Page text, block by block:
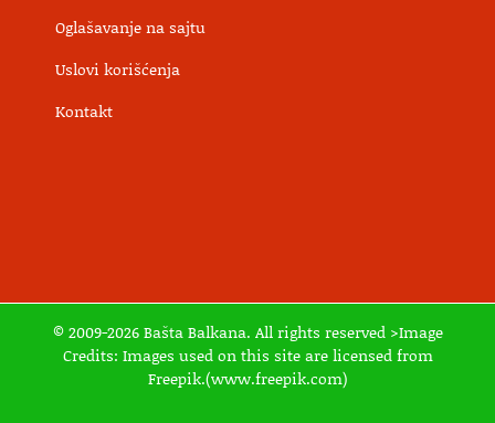
Oglašavanje na sajtu
Uslovi korišćenja
Kontakt
© 2009-2026 Bašta Balkana. All rights reserved >Image
Credits: Images used on this site are licensed from
Freepik.(www.freepik.com)